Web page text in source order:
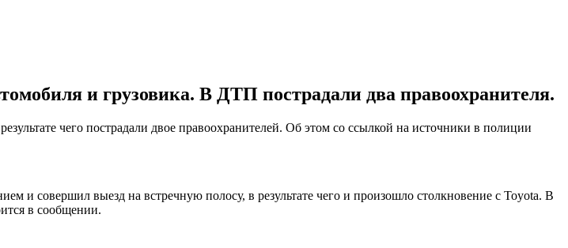
и грузовика. В ДТП пострадали два правоохранителя.
чего пострадали двое правоохранителей. Об этом со ссылкой на источники в полиции
и совершил выезд на встречную полосу, в результате чего и произошло столкновение с Toyota. В
в сообщении.